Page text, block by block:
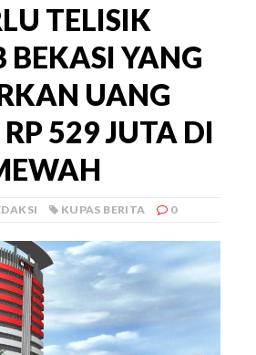
TELISIK
BEKASI YANG
UANG
529 JUTA DI
KUPAS BERITA 0